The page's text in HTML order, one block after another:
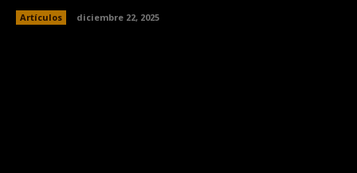
Artículos diciembre 22, 2025